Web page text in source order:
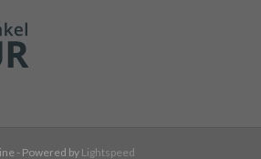
- Powered by Lightspeed